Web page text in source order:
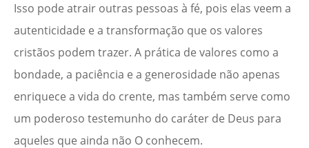
Isso pode atrair outras pessoas à fé, pois elas veem a
autenticidade e a transformação que os valores
cristãos podem trazer. A prática de valores como a
bondade, a paciência e a generosidade não apenas
enriquece a vida do crente, mas também serve como
um poderoso testemunho do caráter de Deus para
aqueles que ainda não O conhecem.